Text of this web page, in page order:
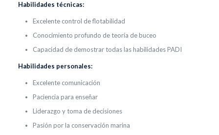
Habilidades técnicas:
Excelente control de flotabilidad
Conocimiento profundo de teoría de buceo
Capacidad de demostrar todas las habilidades PADI
Habilidades personales:
Excelente comunicación
Paciencia para enseñar
Liderazgo y toma de decisiones
Pasión por la conservación marina